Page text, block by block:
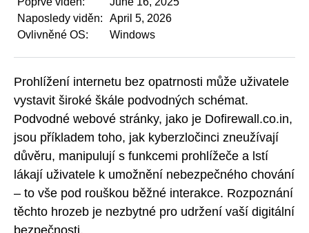
Naposledy viděn:
April 5, 2026
Ovlivněné OS:
Windows
Prohlížení internetu bez opatrnosti může uživatele
vystavit široké škále podvodných schémat.
Podvodné webové stránky, jako je Dofirewall.co.in,
jsou příkladem toho, jak kyberzločinci zneužívají
důvěru, manipulují s funkcemi prohlížeče a lstí
lákají uživatele k umožnění nebezpečného chování
– to vše pod rouškou běžné interakce. Rozpoznání
těchto hrozeb je nezbytné pro udržení vaší digitální
bezpečnosti.